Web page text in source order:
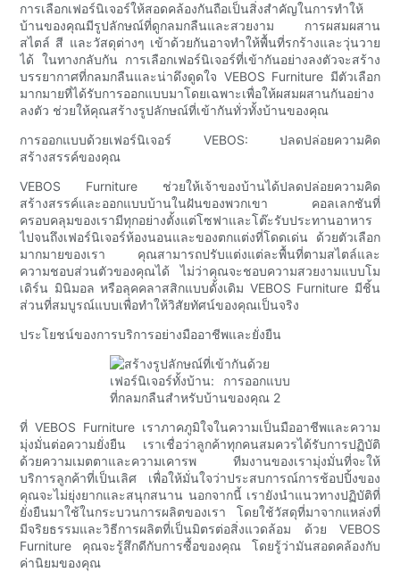
การเลือกเฟอร์นิเจอร์ให้สอดคล้องกันถือเป็นสิ่งสำคัญในการทำให้
บ้านของคุณมีรูปลักษณ์ที่ดูกลมกลืนและสวยงาม การผสมผสาน
สไตล์ สี และวัสดุต่างๆ เข้าด้วยกันอาจทำให้พื้นที่รกร้างและวุ่นวาย
ได้ ในทางกลับกัน การเลือกเฟอร์นิเจอร์ที่เข้ากันอย่างลงตัวจะสร้าง
บรรยากาศที่กลมกลืนและน่าดึงดูดใจ VEBOS Furniture มีตัวเลือก
มากมายที่ได้รับการออกแบบมาโดยเฉพาะเพื่อให้ผสมผสานกันอย่าง
ลงตัว ช่วยให้คุณสร้างรูปลักษณ์ที่เข้ากันทั่วทั้งบ้านของคุณ
การออกแบบด้วยเฟอร์นิเจอร์ VEBOS: ปลดปล่อยความคิด
สร้างสรรค์ของคุณ
VEBOS Furniture ช่วยให้เจ้าของบ้านได้ปลดปล่อยความคิด
สร้างสรรค์และออกแบบบ้านในฝันของพวกเขา คอลเลกชันที่
ครอบคลุมของเรามีทุกอย่างตั้งแต่โซฟาและโต๊ะรับประทานอาหาร
ไปจนถึงเฟอร์นิเจอร์ห้องนอนและของตกแต่งที่โดดเด่น ด้วยตัวเลือก
มากมายของเรา คุณสามารถปรับแต่งแต่ละพื้นที่ตามสไตล์และ
ความชอบส่วนตัวของคุณได้ ไม่ว่าคุณจะชอบความสวยงามแบบโม
เดิร์น มินิมอล หรือลุคคลาสสิกแบบดั้งเดิม VEBOS Furniture มีชิ้น
ส่วนที่สมบูรณ์แบบเพื่อทำให้วิสัยทัศน์ของคุณเป็นจริง
ประโยชน์ของการบริการอย่างมืออาชีพและยั่งยืน
ที่ VEBOS Furniture เราภาคภูมิใจในความเป็นมืออาชีพและความ
มุ่งมั่นต่อความยั่งยืน เราเชื่อว่าลูกค้าทุกคนสมควรได้รับการปฏิบัติ
ด้วยความเมตตาและความเคารพ ทีมงานของเรามุ่งมั่นที่จะให้
บริการลูกค้าที่เป็นเลิศ เพื่อให้มั่นใจว่าประสบการณ์การช้อปปิ้งของ
คุณจะไม่ยุ่งยากและสนุกสนาน นอกจากนี้ เรายังนำแนวทางปฏิบัติที่
ยั่งยืนมาใช้ในกระบวนการผลิตของเรา โดยใช้วัสดุที่มาจากแหล่งที่
มีจริยธรรมและวิธีการผลิตที่เป็นมิตรต่อสิ่งแวดล้อม ด้วย VEBOS
Furniture คุณจะรู้สึกดีกับการซื้อของคุณ โดยรู้ว่ามันสอดคล้องกับ
ค่านิยมของคุณ